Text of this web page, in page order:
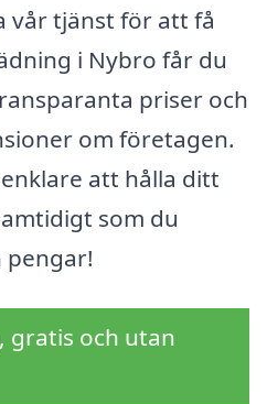
vår tjänst för att få
i Nybro får du
priser och
om företagen.
att hålla ditt
som du
pengar!
gratis och utan